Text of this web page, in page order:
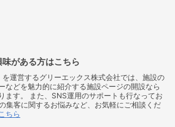
がある方はこちら
運営するグリーエックス株式会社では、施設の
などを魅力的に紹介する施設ページの開設なら
ます。 また、SNS運用のサポートも行なってお
集客に関するお悩みなど、お気軽にご相談くだ
ちら